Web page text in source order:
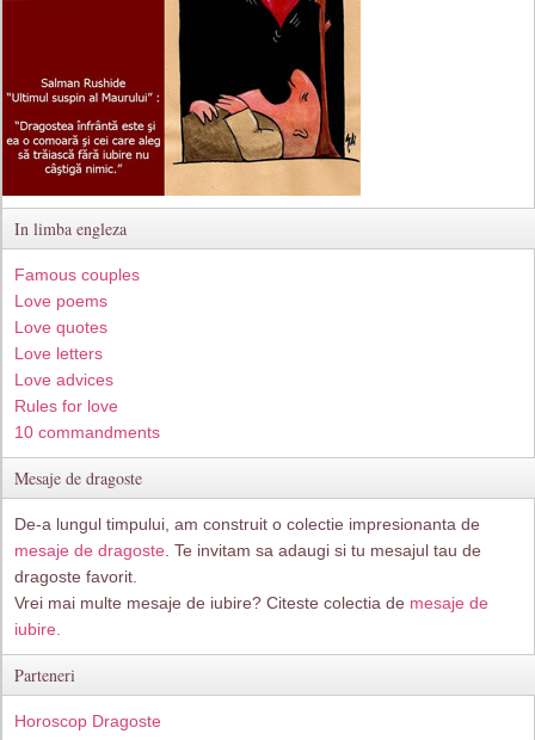
In limba engleza
Famous couples
Love poems
Love quotes
Love letters
Love advices
Rules for love
10 commandments
Mesaje de dragoste
De-a lungul timpului, am construit o colectie impresionanta de
mesaje de dragoste . Te invitam sa adaugi si tu mesajul tau de
dragoste favorit.
Vrei mai multe mesaje de iubire? Citeste colectia de mesaje de
iubire.
Parteneri
Horoscop Dragoste